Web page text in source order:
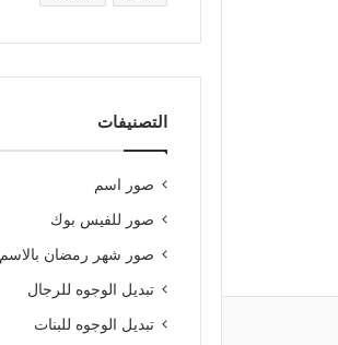
التصنيفات
صور اسم
صور للفيس بوك
صور شهر رمضان بالاسم
تبديل الوجوه للرجال
تبديل الوجوه للبنات